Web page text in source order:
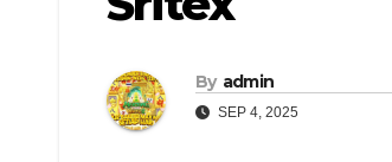
By admin
SEP 4, 2025